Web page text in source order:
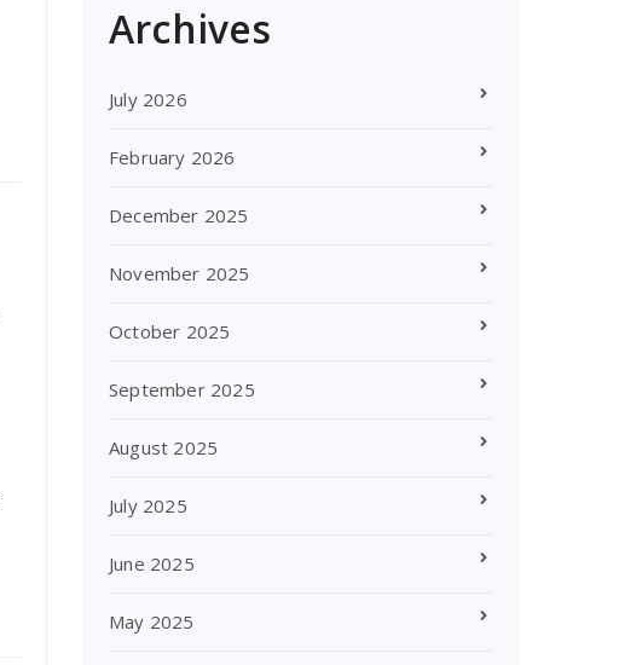
Archives
July 2026
February 2026
December 2025
November 2025
October 2025
September 2025
August 2025
July 2025
June 2025
May 2025